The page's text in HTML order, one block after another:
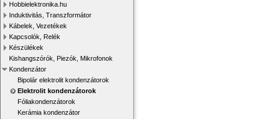
Hobbielektronika.hu
Induktivitás, Transzformátor
Kábelek, Vezetékek
Kapcsolók, Relék
Készülékek
Kishangszórók, Piezók, Mikrofonok
Kondenzátor
Bipolár elektrolit kondenzátorok
Elektrolit kondenzátorok
Fóliakondenzátorok
Kerámia kondenzátor